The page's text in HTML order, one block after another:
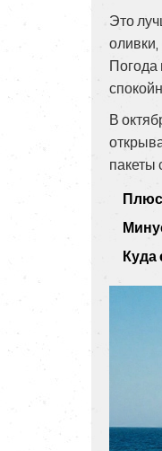
Это
В
пакеты
Куда